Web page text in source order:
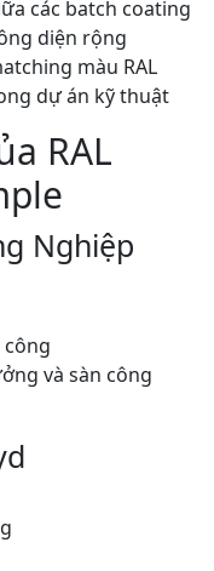
các batch coating
diện rộng
màu RAL
dự án kỹ thuật
RAL
Nghiệp
và sàn công